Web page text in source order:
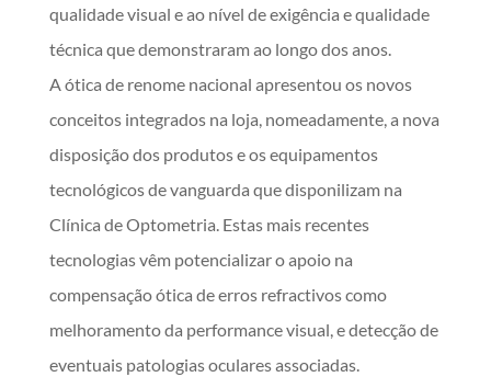
qualidade visual e ao nível de exigência e qualidade
técnica que demonstraram ao longo dos anos.
A ótica de renome nacional apresentou os novos
conceitos integrados na loja, nomeadamente, a nova
disposição dos produtos e os equipamentos
tecnológicos de vanguarda que disponilizam na
Clínica de Optometria. Estas mais recentes
tecnologias vêm potencializar o apoio na
compensação ótica de erros refractivos como
melhoramento da performance visual, e detecção de
eventuais patologias oculares associadas.